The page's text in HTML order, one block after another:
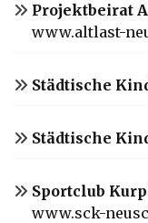
Projektbeirat
www.altlast-
Städtische
Städtische
Sportclub
www.sck-